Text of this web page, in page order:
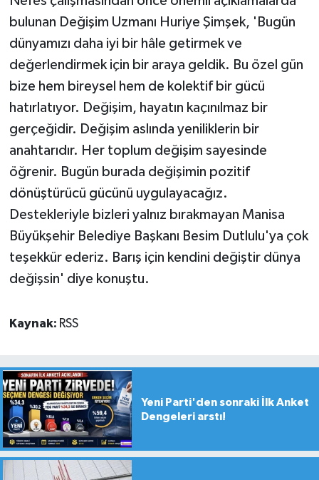
bulunan Değişim Uzmanı Huriye Şimşek, 'Bugün
dünyamızı daha iyi bir hâle getirmek ve
değerlendirmek için bir araya geldik. Bu özel gün
bize hem bireysel hem de kolektif bir gücü
hatırlatıyor. Değişim, hayatın kaçınılmaz bir
gerçeğidir. Değişim aslında yeniliklerin bir
anahtarıdır. Her toplum değişim sayesinde
öğrenir. Bugün burada değişimin pozitif
dönüştürücü gücünü uygulayacağız.
Destekleriyle bizleri yalnız bırakmayan Manisa
Büyükşehir Belediye Başkanı Besim Dutlulu'ya çok
teşekkür ederiz. Barış için kendini değiştir dünya
değişsin' diye konuştu.
Kaynak: RSS
Yeni Parti'den sonraki İlk Anket
Dengeleri arstı!